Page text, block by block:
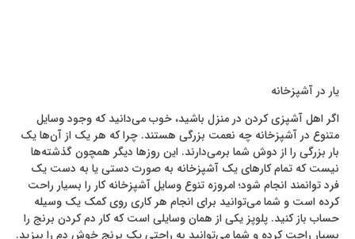
یار در آشپزخانه
اگر اهل آشپزی کردن در منزل باشید، خوب می‌دانید که وجود وسایل
متنوع در آشپزخانه چه نعمت بزرگی هستند. چرا که هر یک از آن‌ها یک
بار بزرگی را از دوش شما برمی‌دارند. این روزها دیگر همچون گذشته‌ها
نیست که تمام کارهای یک آشپزخانه به صورت دستی یا به دست یک
فرد توانمند انجام شود؛ امروزه تنوع وسایل آشپزخانه کار را بسیار راحت
کرده است و شما می‌توانید برای انجام هر کاری روی کمک یک وسیله
حساب باز کنید. پلوپز یکی از همان وسایلی است که کار دم کردن برنج را
بسیار راحت کرده و شما می‌توانید به راحتی یک برنج خوش دم را بپزید.